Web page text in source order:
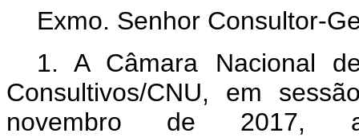
Exmo. Senhor Consultor-
1.A Câmara Nacional
Consultivos/CNU, em
novembro de 2017,